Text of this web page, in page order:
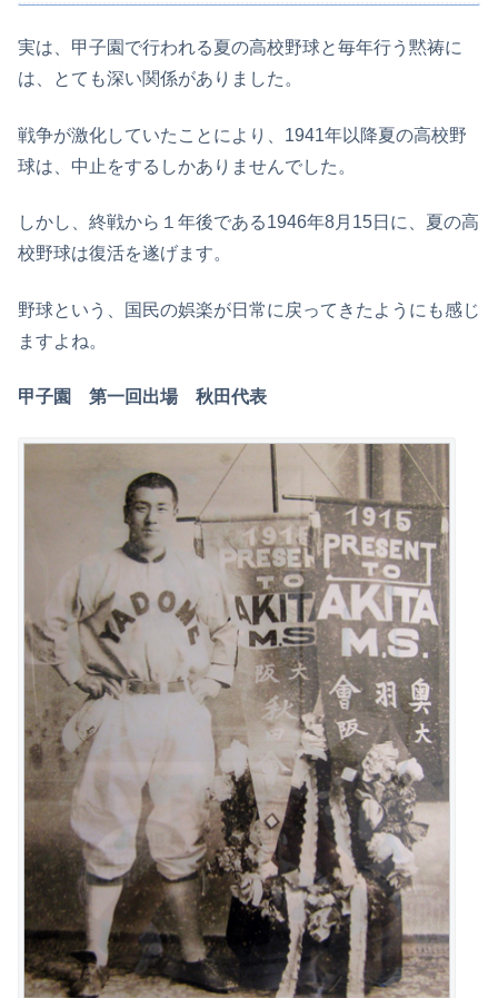
実は、甲子園で行われる夏の高校野球と毎年行う黙祷に
は、とても深い関係がありました。
戦争が激化していたことにより、1941年以降夏の高校野
球は、中止をするしかありませんでした。
しかし、終戦から１年後である1946年8月15日に、夏の高
校野球は復活を遂げます。
野球という、国民の娯楽が日常に戻ってきたようにも感じ
ますよね。
甲子園 第一回出場 秋田代表